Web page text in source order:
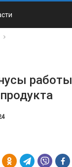
работы